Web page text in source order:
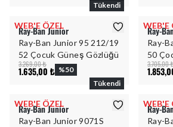
WEB'E ÖZEL
Tükendi
Ray-Ban Junior
Ray-Ban Junior 95 212/19
52 Çocuk Güneş Gözlüğü
3.269,00 ₺
1.635,00 ₺ %50
WEB'E
Ray-
Ray-
50
3.705,00
WEB'E ÖZEL
Tükendi
Ray-Ban Junior
Ray-Ban Junior 9071S
WEB'E
Ray-
Ray-